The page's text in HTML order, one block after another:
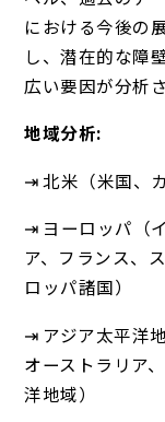
における今後の
し、潜在的な障
広い要因が分析
地域分析:
⇥ 北米（米国、
⇥ ヨーロッパ（
ア、フランス、
ロッパ諸国）
⇥ アジア太平洋
オーストラリア
洋地域）